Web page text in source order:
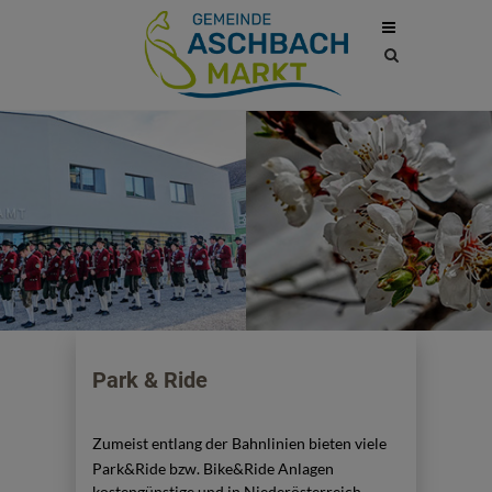
Site
Park & Ride
Zumeist entlang der Bahnlinien bieten viele
Park&Ride bzw. Bike&Ride Anlagen